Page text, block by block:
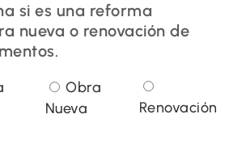
si es una reforma
nueva o renovación de
Obra
Nueva
Renovación